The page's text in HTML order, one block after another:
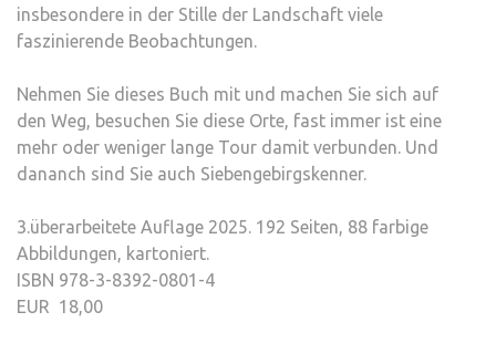
insbesondere in der Stille der Landschaft viele
faszinierende Beobachtungen.
Nehmen Sie dieses Buch mit und machen Sie sich auf
den Weg, besuchen Sie diese Orte, fast immer ist eine
mehr oder weniger lange Tour damit verbunden. Und
dananch sind Sie auch Siebengebirgskenner.
3.überarbeitete Auflage 2025. 192 Seiten, 88 farbige
Abbildungen, kartoniert.
ISBN 978-3-8392-0801-4
EUR 18,00